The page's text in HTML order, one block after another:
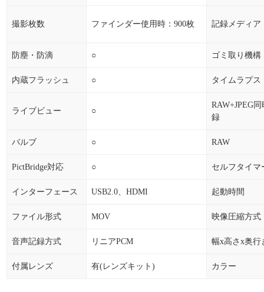
撮影枚数 ファインダー使用時：900枚 記録メディア
防塵・防滴 ○ ゴミ取り機構
内蔵フラッシュ ○ タイムラプス
ライブビュー ○
RAW+JPEG
録
バルブ ○ RAW
PictBridge対応 ○ セルフタイマ
インターフェース USB2.0、HDMI 起動時間
ファイル形式 MOV 映像圧縮方式
音声記録方式 リニアPCM 幅x高さx奥行
付属レンズ 有(レンズキット) カラー